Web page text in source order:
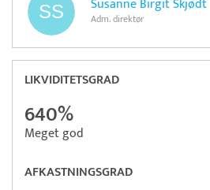
Susanne Birgit Skjødt
Adm. direktør
LIKVIDITETSGRAD
640%
Meget god
AFKASTNINGSGRAD